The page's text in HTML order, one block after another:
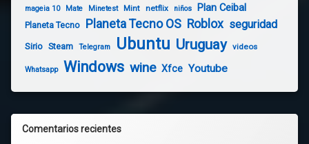
mageia 10 Mate Minetest Mint netflix niños Plan Ceibal
Planeta Tecno Planeta Tecno OS Roblox seguridad
Sirio Steam Telegram Ubuntu Uruguay videos
Whatsapp Windows wine Xfce Youtube
Comentarios recientes